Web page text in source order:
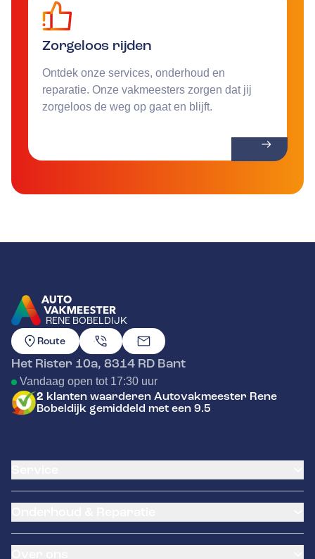
Zorgeloos rijden
Ontdek onze services, onderhoud en
reparatie. Onze vakmeesters zorgen dat jij
zorgeloos de weg op gaat en blijft.
RENE BOBELDIJK
GA NAAR DE HOMEPAGINA
Route
Het Rister 10a, 8314 RD Bant
Vandaag open tot 17:30 uur
2 klanten waarderen Autovakmeester Rene
Bobeldijk gemiddeld met een 9.5
Banden service